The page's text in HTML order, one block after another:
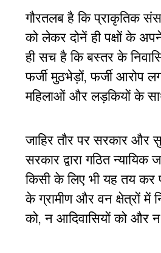
गौरतलब है कि प्राकृतिक
को लेकर दोनें ही पक्षों के
ही सच है कि बस्तर के
फर्जी मुठभेड़ों, फर्जी
महिलाओं और लड़कियों के
जाहिर तौर पर सरकार और
सरकार द्वारा गठित
किसी के लिए भी यह तय कर
के ग्रामीण और वन क्षेत्रों में
को, न आदिवासियों को और